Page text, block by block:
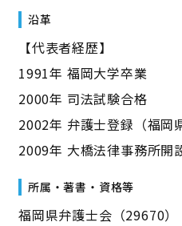
沿革
【代表者経歴】
1991年 福岡大学卒業
2000年 司法試験合格
2002年 弁護士登録（福岡
2009年 大橋法律事務所開
所属・著書・資格等
福岡県弁護士会（29670）